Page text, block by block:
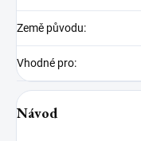
Země původu:
Vhodné pro:
Návod